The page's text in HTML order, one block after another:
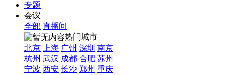
专题
会议
全部 直播间
热门城市
北京
上海 广州 深圳 南京
杭州 武汉 成都 合肥 苏州
宁波 西安 长沙 郑州 重庆